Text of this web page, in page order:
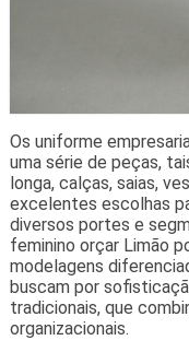
Os uniforme
uma série de peças,
longa, calças, saias,
excelentes escolhas
diversos portes e
feminino orçar Limão
modelagens
buscam por
tradicionais, que
organizacionais.